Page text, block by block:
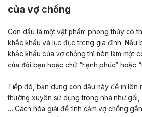
của vợ chồng
Con dấu là một vật phẩm phong thủy có
khắc khẩu và lục đục trong gia đình. Nếu
khắc khẩu của vợ chồng thì nên làm một
của đôi bạn hoặc chữ “hạnh phúc” hoặc
Tiếp đó, bạn dùng con dấu này để in lên
thường xuyên sử dụng trong nhà như gối,
… Cách hóa giải để tình cảm vợ chồng